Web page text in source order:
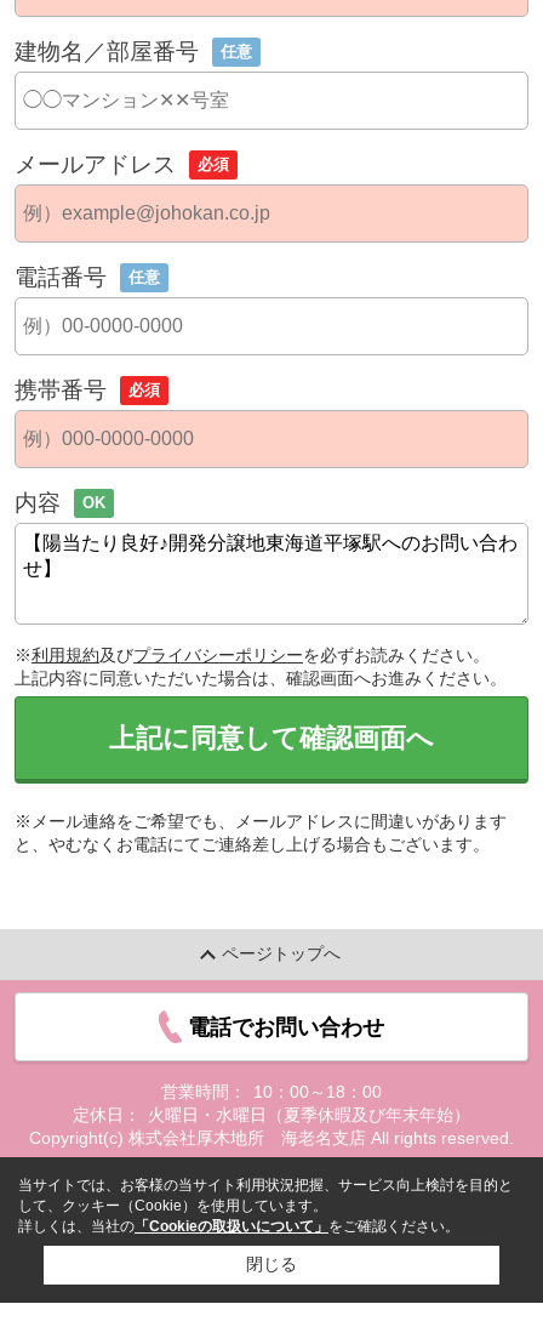
建物名／部屋番号 任意
メールアドレス 必須
電話番号 任意
携帯番号 必須
内容 OK
※利用規約及びプライバシーポリシーを必ずお読みください。
上記内容に同意いただいた場合は、確認画面へお進みください。
上記に同意して確認画面へ
※メール連絡をご希望でも、メールアドレスに間違いがあります
と、やむなくお電話にてご連絡差し上げる場合もございます。
ページトップへ
電話でお問い合わせ
営業時間：
10：00～18：00
定休日：
火曜日・水曜日（夏季休暇及び年末年始）
Copyright(c) 株式会社厚木地所 海老名支店 All rights reserved.
当サイトでは、お客様の当サイト利用状況把握、サービス向上検討を目的と
して、クッキー（Cookie）を使用しています。
詳しくは、当社の 「Cookieの取扱いについて」 をご確認ください。
閉じる